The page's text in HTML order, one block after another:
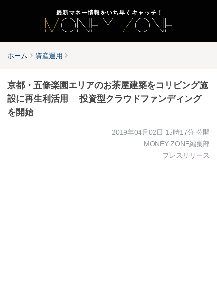
最新マネー情報をいち早くキャッチ！
ホーム 資産運用
京都・五條楽園エリアのお茶屋建築をコリビング施
設に再生利活用 投資型クラウドファンディング
を開始
2019年04月02日 15時17分 公開
MONEY ZONE編集部
プレスリリース